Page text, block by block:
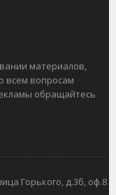
материалов,
всем вопросам
обращайтесь
Горького, д.3б, оф.8